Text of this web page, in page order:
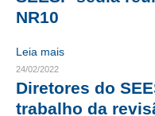
OPORTUNIDADES
NR10
Leia mais
24/02/2022
Diretores do
trabalho da